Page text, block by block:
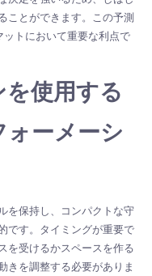
ことができます。この予測
トにおいて重要な利点で
使用する
ーメーシ
を保持し、コンパクトな守
です。タイミングが重要で
を受けるかスペースを作る
きを調整する必要がありま